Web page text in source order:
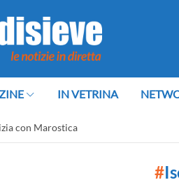
IN VETRINA
con Marostica
#